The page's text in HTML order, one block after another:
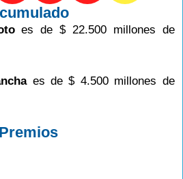
es de $ 22.500 millones de
es de $ 4.500 millones de
Premios